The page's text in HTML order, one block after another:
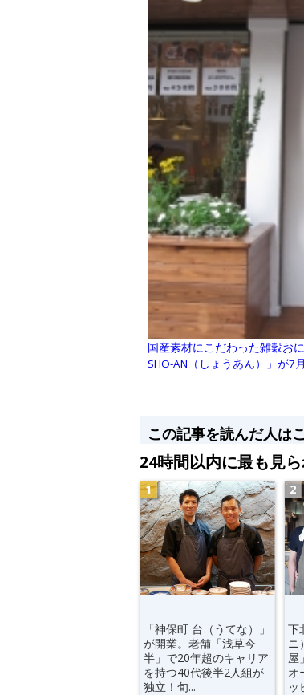
国産素材にこだわった雑穀お
SHO-AN（しょうあん）」が7
この記事を読んだ人は
24時間以内に最も見
「神保町 台（うてな）」
が開業。老舗「浅草今
半」で20年超のキャリア
を持つ40代後半2人組が
独立！旬...
下
ニ
屋
オ
ッ